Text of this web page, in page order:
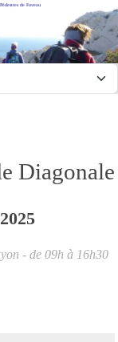
de Fuveau
Diagonale
2025
- de 09h à 16h30